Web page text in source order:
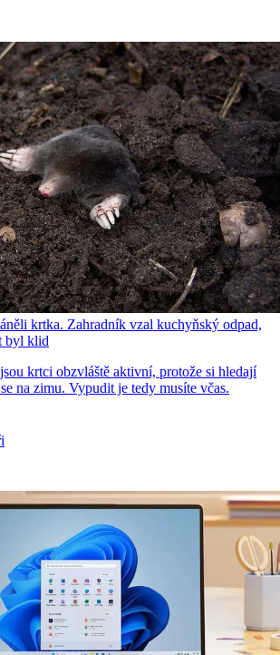
krtka. Zahradník vzal kuchyňský odpad,
byl klid
krtci obzvláště aktivní, protože si hledají
na zimu. Vypudit je tedy musíte včas.